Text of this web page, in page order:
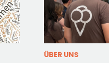
ÜBER UNS